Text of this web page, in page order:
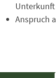
Anspruch